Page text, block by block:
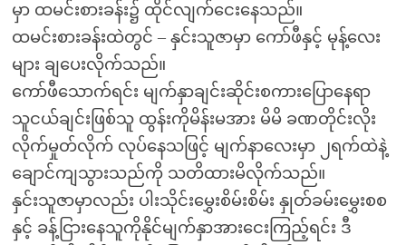
မှာ ထမင်းစားခန်း၌ ထိုင်လျက်ငေးနေသည်။
ထမင်းစားခန်းထဲတွင် – နှင်းသူဇာမှာ ကော်ဖီနှင့် မုန့်လေး
များ ချပေးလိုက်သည်။
ကော်ဖီသောက်ရင်း မျက်နှာချင်းဆိုင်းစကားပြောနေရာ
သူငယ်ချင်းဖြစ်သူ ထွန်းကိုမိန်းမအား မိမိ ခဏတိုင်းလိုး
လိုက်မှုတ်လိုက် လုပ်နေသဖြင့် မျက်နာလေးမှာ ၂ရက်ထဲနဲ့
ချောင်ကျသွားသည်ကို သတိထားမိလိုက်သည်။
နှင်းသူဇာမှာလည်း ပါးသိုင်းမွှေးစိမ်းစိမ်း နှုတ်ခမ်းမွှေးစစ
နှင့် ခန့်ငြားနေသူကိုနိုင်မျက်နှာအားငေးကြည့်ရင်း ဒီ